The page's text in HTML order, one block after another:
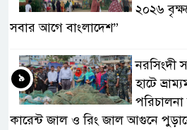
২০২৬
সবার আগে বাংলাদেশ”
নরসিংদী
হাটে
কারেন্ট জাল ও রিং জাল আগুনে
৯